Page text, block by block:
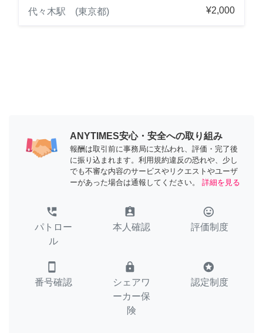
代々木駅 (東京都)
¥2,000
ANYTIMES安心・安全への取り組み
報酬は取引前に事務局に支払われ、評価・完了後
に振り込まれます。利用規約違反の恐れや、少し
でも不審な内容のサービスやリクエストやユーザ
ーがあった場合は通報してください。
詳細を見る
perm_phone_msg
パトロー
ル
assignment_ind
本人確認
tag_faces
評価制度
smartphone
番号確認
lock
シェアワ
ーカー保
険
stars
認定制度